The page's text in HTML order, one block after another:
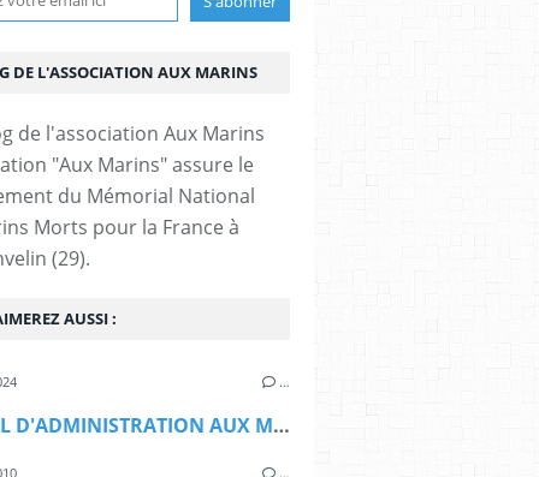
DE L'ASSOCIATION AUX MARINS
"Aux Marins" assure le
du Mémorial National
Morts pour la France à
(29).
AUSSI :
…
CONSEIL D'ADMINISTRATION AUX MARINS
…